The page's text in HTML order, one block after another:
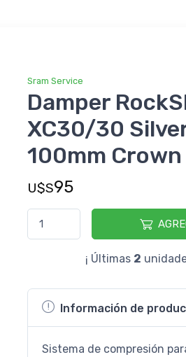
Sram Service
Damper
XC30/30
100mm
U$S95
¡ Últimas 2
Información de
Sistema de compresión